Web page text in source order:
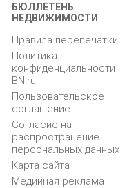
БЮЛЛЕТЕНЬ
НЕДВИЖИМОСТИ
Правила перепечатки
Политика
конфиденциальности
BN.ru
Пользовательское
соглашение
Согласие на
распространение
персональных данных
Карта сайта
Медийная реклама